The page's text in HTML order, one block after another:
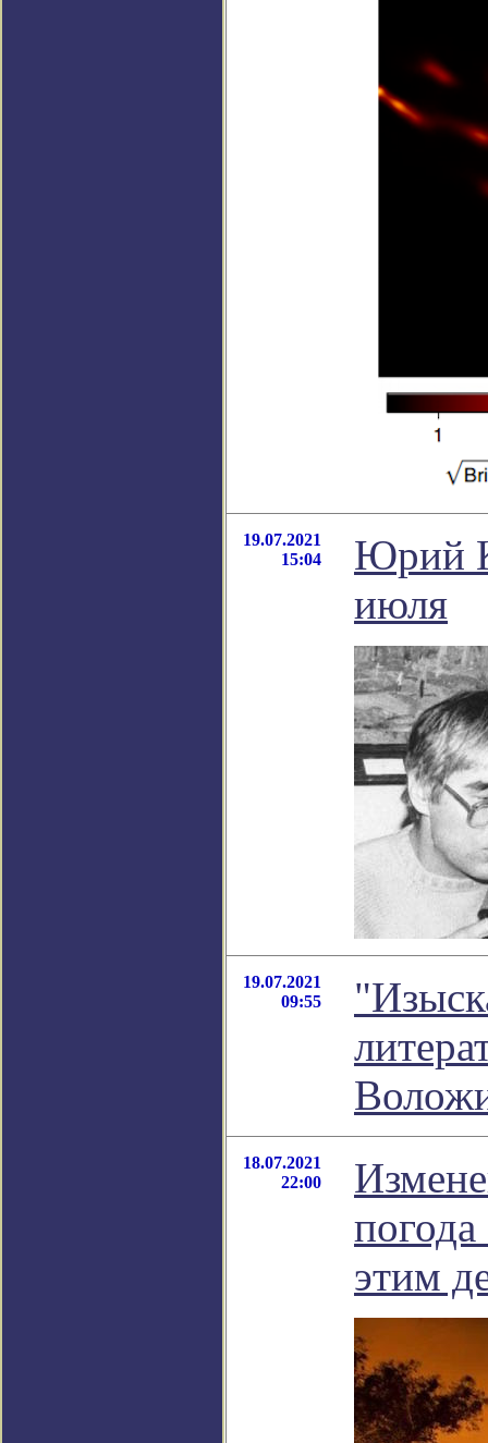
19.07.2021
15:04
Юрий
июля
19.07.2021
09:55
18.07.2021
22:00
этим